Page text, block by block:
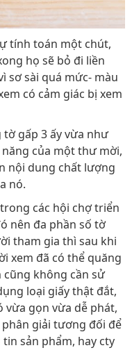
tính toán một chút,
họ sẽ bỏ đi liền
sơ sài quá mức- màu
có cảm giác bị xem
gấp 3 ấy vừa như
của một thư mời,
nội dung chất lượng
nó.
các hội chợ triển
nên đa phần số tờ
tham gia thì sau khi
xem đã có thể quăng
cũng không cần sử
loại giấy thật đắt,
vừa gọn vừa dễ phát,
giải tương đối để
sản phẩm, hay cty